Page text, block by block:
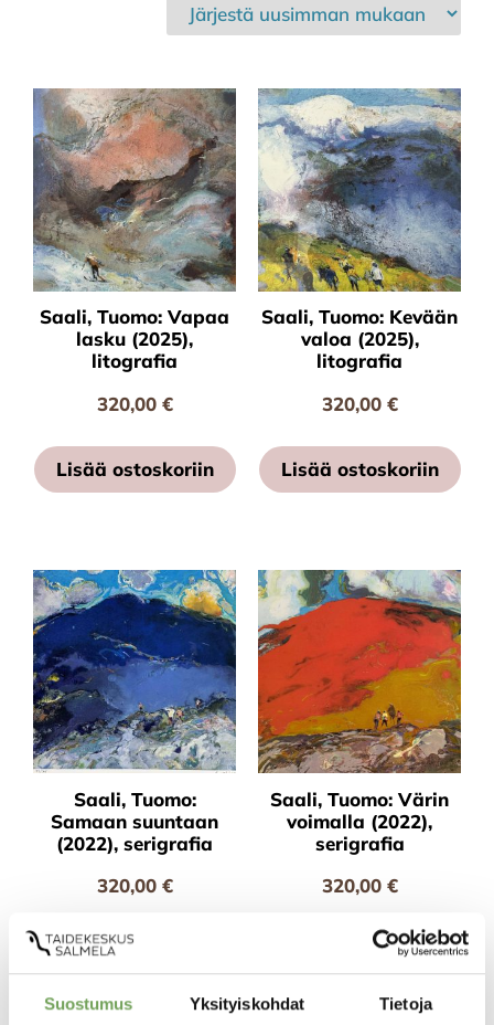
Suostumus Yksityiskohdat Tietoja
Saali, Tuomo: Vapaa
lasku (2025),
litografia
320,00 €
Lisää ostoskoriin
Saali, Tuomo: Kevään
valoa (2025),
litografia
320,00 €
Lisää ostoskoriin
Saali, Tuomo:
Samaan suuntaan
(2022), serigrafia
320,00 €
Lisää ostoskoriin
Saali, Tuomo: Värin
voimalla (2022),
serigrafia
320,00 €
Lisää ostoskoriin